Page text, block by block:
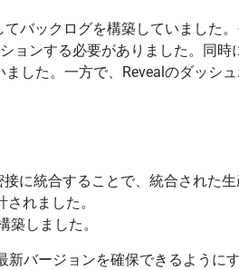
バックログを構築していました。
ョンする必要がありました。同時
した。一方で、Revealのダッシ
に統合することで、統合された
れました。
しました。
バージョンを確保できるように